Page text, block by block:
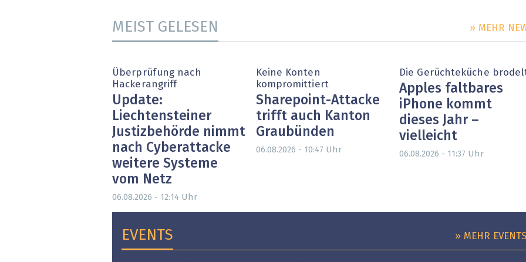
MEIST GELESEN » MEHR
Überprüfung nach
Hackerangriff
Update:
Liechtensteiner
Justizbehörde nimmt
nach Cyberattacke
weitere Systeme
vom Netz
06.08.2026 - 12:14 Uhr
Keine Konten
kompromittiert
Sharepoint-Attacke
trifft auch Kanton
Graubünden
06.08.2026 - 10:47 Uhr
Die Gerüchteküche
Apples faltbares
iPhone kommt
dieses Jahr –
vielleicht
06.08.2026 - 11:37 Uhr
EVENTS » MEHR